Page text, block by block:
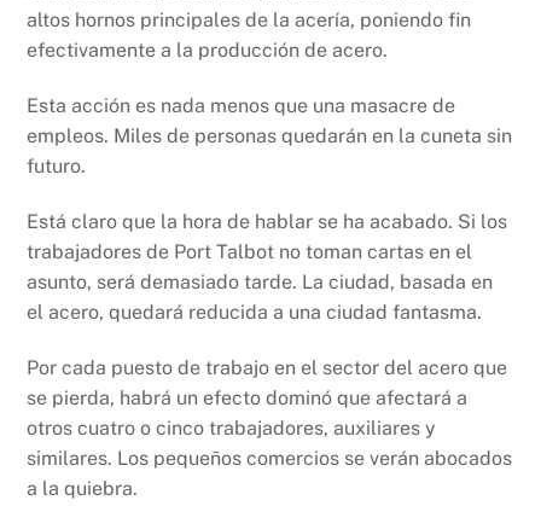
altos hornos principales de la acería, poniendo fin
efectivamente a la producción de acero.
Esta acción es nada menos que una masacre de
empleos. Miles de personas quedarán en la cuneta sin
futuro.
Está claro que la hora de hablar se ha acabado. Si los
trabajadores de Port Talbot no toman cartas en el
asunto, será demasiado tarde. La ciudad, basada en
el acero, quedará reducida a una ciudad fantasma.
Por cada puesto de trabajo en el sector del acero que
se pierda, habrá un efecto dominó que afectará a
otros cuatro o cinco trabajadores, auxiliares y
similares. Los pequeños comercios se verán abocados
a la quiebra.